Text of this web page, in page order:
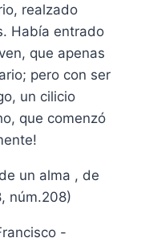
realzado
Había entrado
que apenas
pero con ser
un cilicio
que comenzó
un alma , de
núm.208)
-